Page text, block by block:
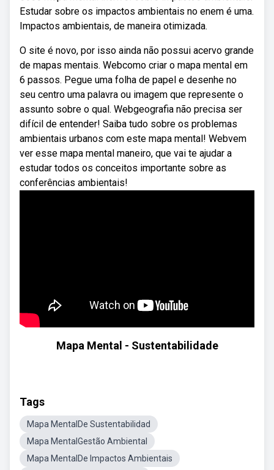
Estudar sobre os impactos ambientais no enem é uma.
Impactos ambientais, de maneira otimizada.
O site é novo, por isso ainda não possui acervo grande
de mapas mentais. Webcomo criar o mapa mental em
6 passos. Pegue uma folha de papel e desenhe no
seu centro uma palavra ou imagem que represente o
assunto sobre o qual. Webgeografia não precisa ser
difícil de entender! Saiba tudo sobre os problemas
ambientais urbanos com este mapa mental! Webvem
ver esse mapa mental maneiro, que vai te ajudar a
estudar todos os conceitos importante sobre as
conferências ambientais!
Mapa Mental - Sustentabilidade
Tags
Mapa MentalDe Sustentabilidad
Mapa MentalGestão Ambiental
Mapa MentalDe Impactos Ambientais